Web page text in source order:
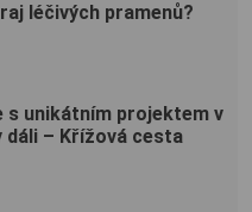
léčivých pramenů?
s unikátním projektem v
dáli – Křížová cesta